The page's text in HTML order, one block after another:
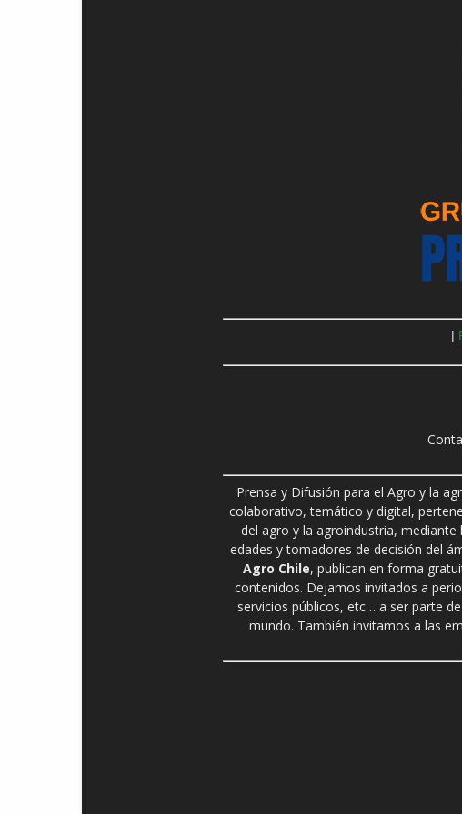
|
Prensa y Difusión para el Agro y la
colaborativo, temático y digital,
del agro y la agroindustria,
edades y tomadores de decisión del
Agro Chile, publican en forma
contenidos. Dejamos invitados a
servicios públicos, etc… a ser parte
mundo. También invitamos a las